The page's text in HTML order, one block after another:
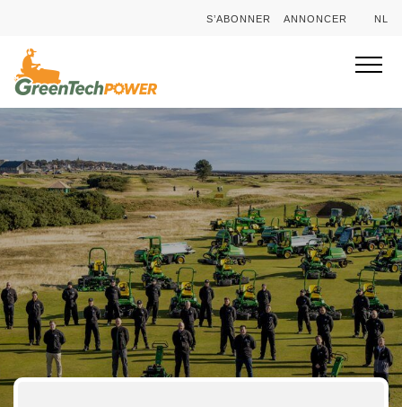
S’ABONNER ANNONCER NL